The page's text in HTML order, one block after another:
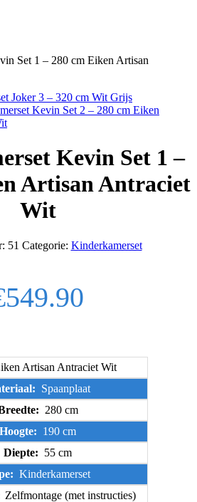
Set 1 – 280 cm Eiken Artisan
Joker 3 – 320 cm Wit Grijs
Kevin Set 2 – 280 cm Eiken
Kevin Set 1 –
Artisan Antraciet
Wit
51 Categorie: Kinderkamerset
549.90
Artisan Antraciet Wit
Spaanplaat
280 cm
Hoogte: 190 cm
Diepte: 55 cm
Kinderkamerset
Zelfmontage (met instructies)